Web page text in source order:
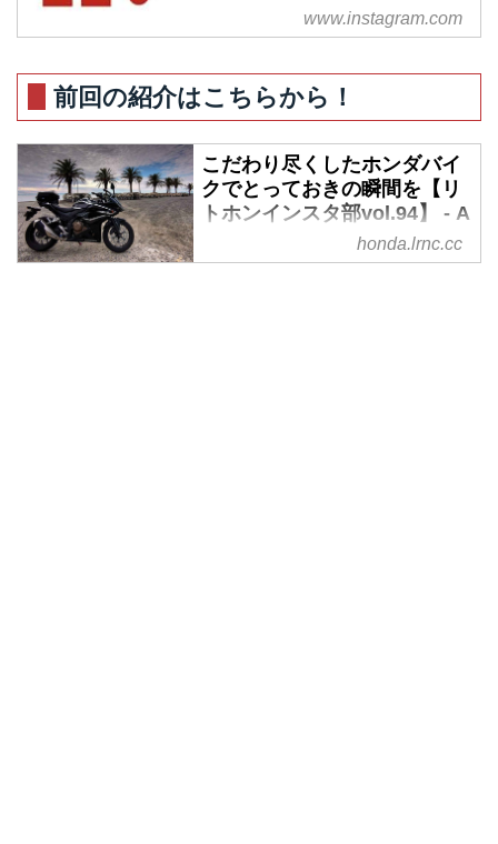
Posts - See Instagram photos and
videos from A Little Honda
www.instagram.com
前回の紹介はこちらから！
こだわり尽くしたホンダバイ
クでとっておきの瞬間を【リ
トホンインスタ部vol.94】 - A
Little Honda | ア・リトル・
ホンダ（リトホン）
honda.lrnc.cc